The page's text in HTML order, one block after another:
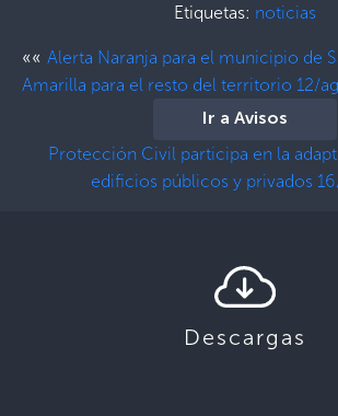
Etiquetas: noticias
«« Alerta Naranja para el municipio de
Amarilla para el resto del territorio 12/
Ir a Avisos
Protección Civil participa en la
edificios públicos y privados
Descargas